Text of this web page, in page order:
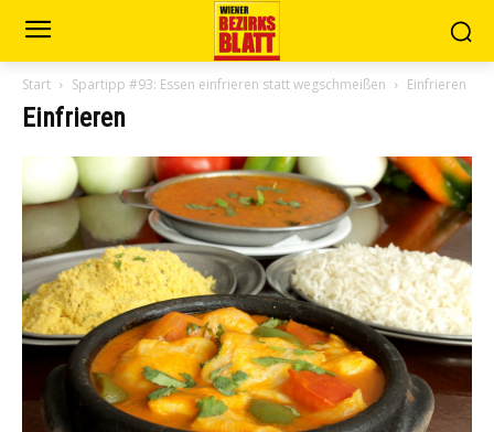
Start Spartipp #93: Essen einfrieren statt wegschmeißen Einfrieren
Einfrieren